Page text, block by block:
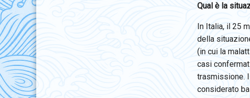
Qual è la
In Italia, il 25
della
(in cui la
casi
trasmissione.
considerato